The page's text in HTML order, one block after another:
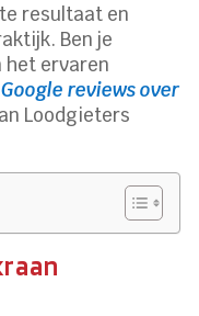
resultaat en
Ben je
het ervaren
reviews over
Loodgieters